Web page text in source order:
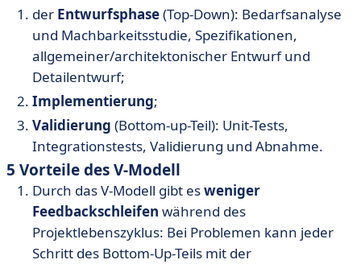
der Entwurfsphase(Top-Down): Bedarfsanalyse
und Machbarkeitsstudie, Spezifikationen,
allgemeiner/architektonischer Entwurf und
Detailentwurf;
Implementierung;
Validierung (Bottom-up-Teil): Unit-Tests,
Integrationstests, Validierung und Abnahme.
5 Vorteile des V-Modell
Durch das V-Modell gibt esweniger
Feedbackschleifen während des
Projektlebenszyklus: Bei Problemen kann jeder
Schritt des Bottom-Up-Teils mit der